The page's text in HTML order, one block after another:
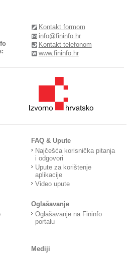
Kontakt formom
info@fininfo.hr
Kontakt telefonom
www.fininfo.hr
FAQ & Upute
Najčešća korisnička pitanja
i odgovori
Upute za korištenje
aplikacije
Video upute
Oglašavanje
Oglašavanje na Fininfo
portalu
Mediji